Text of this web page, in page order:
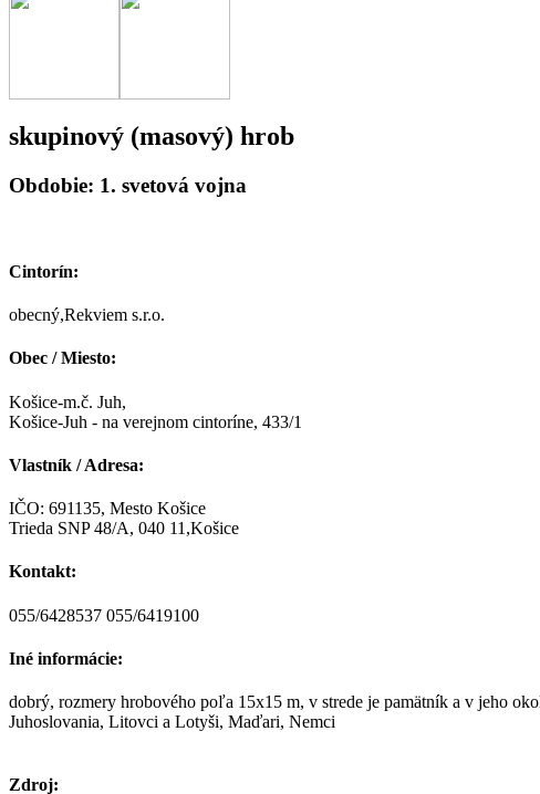
skupinový (masový) hrob
Obdobie: 1. svetová vojna
Cintorín:
obecný,Rekviem s.r.o.
Obec / Miesto:
Košice-m.č. Juh,
Košice-Juh - na verejnom cintoríne, 433/1
Vlastník / Adresa:
IČO: 691135, Mesto Košice
Trieda SNP 48/A, 040 11,Košice
Kontakt:
055/6428537 055/6419100
Iné informácie:
dobrý, rozmery hrobového poľa 15x15 m, v strede je pamätník a v jeho
Juhoslovania, Litovci a Lotyši, Maďari, Nemci
Zdroj: